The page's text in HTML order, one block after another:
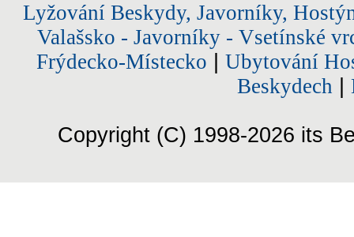
Lyžování Beskydy, Javorníky,
Valašsko - Javorníky - Vsetínské
Frýdecko-Místecko
Ubytování
Beskydech
Copyright (C) 1998-2026 its